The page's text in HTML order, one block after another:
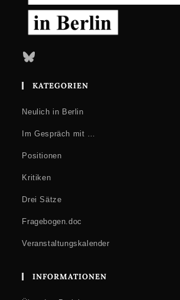
Bluesky
KATEGORIEN
Neulich in Berlin
Im Gespräch mit …
Positionen
Kritiken
Drei Sätze
Fragebogen.doc
Veranstaltungskalender
INFORMATIONEN